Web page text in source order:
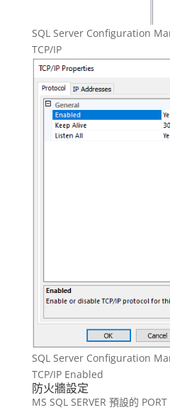
SQL Server Configuration
TCP/IP
SQL Server Configuration
TCP/IP Enabled
防火牆設定
MS SQL SERVER 預設的